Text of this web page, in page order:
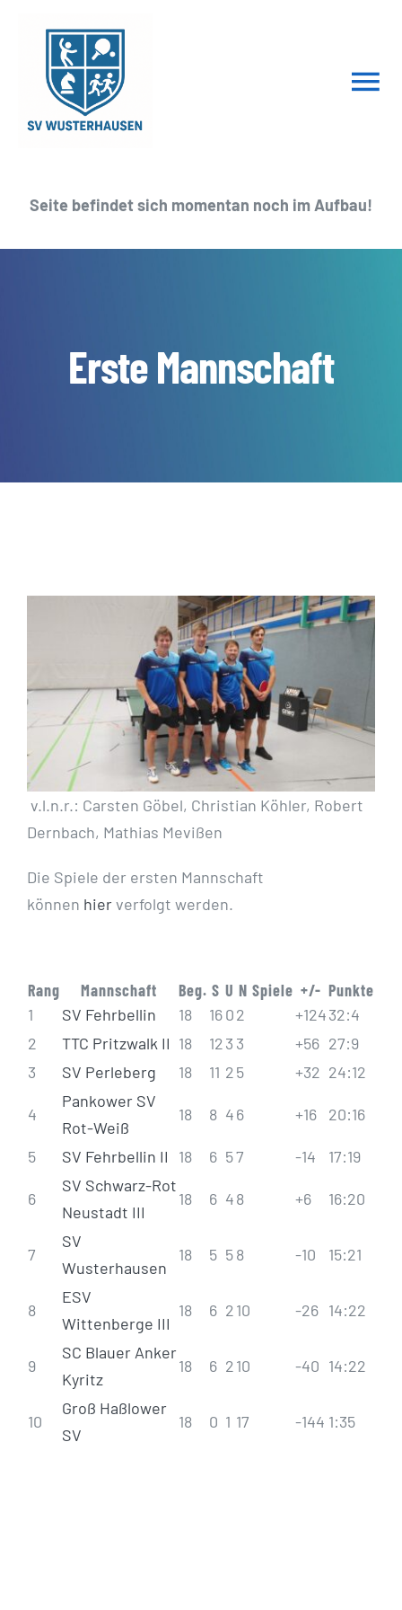
content
Gymnastik
Impressum
Seite befindet sich momentan noch im Aufbau!
Erste Mannschaft
v.l.n.r.: Carsten Göbel, Christian Köhler, Robert
Dernbach, Mathias Mevißen
Die Spiele der ersten Mannschaft
können hierverfolgt werden.
Rang Mannschaft Beg. S U N Spiele +/- Punkte
1
SV Fehrbellin 18 1602 +12432:4
2
TTC Pritzwalk II 18 12 3 3 +56 27:9
3
SV Perleberg 18 11 2 5 +32 24:12
4
Pankower SV
Rot-Weiß
18 8 46 +16 20:16
5 SV Fehrbellin II 18 6 57 -14 17:19
6
SV Schwarz-Rot
Neustadt III
18 6 48 +6 16:20
7
SV
Wusterhausen
18 5 58 -10 15:21
8
ESV
Wittenberge III
18 6 2 10 -26 14:22
9
SC Blauer Anker
Kyritz
18 6 2 10 -40 14:22
10
Groß Haßlower
SV
18 0 1 17 -144 1:35